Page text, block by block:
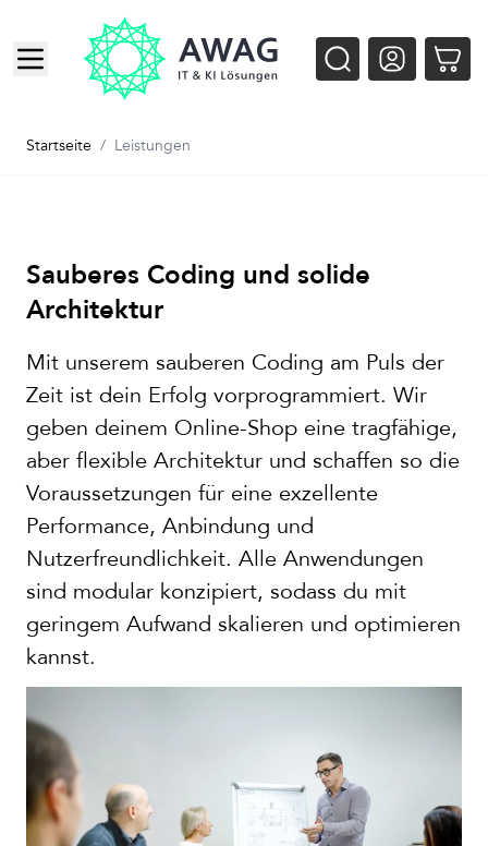
Zum Inhalt springen
Startseite / Leistungen
Sauberes Coding und solide
Architektur
Mit unserem sauberen Coding am Puls der
Zeit ist dein Erfolg vorprogrammiert. Wir
geben deinem Online-Shop eine tragfähige,
aber flexible Architektur und schaffen so die
Voraussetzungen für eine exzellente
Performance, Anbindung und
Nutzerfreundlichkeit. Alle Anwendungen
sind modular konzipiert, sodass du mit
geringem Aufwand skalieren und optimieren
kannst.